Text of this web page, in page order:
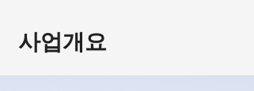
한 경우 해당 기간 동안 보관될 수 있습니다.
에 대한 동의를 거부할 권리가 있습니다. 다만, 동의를
사업개요